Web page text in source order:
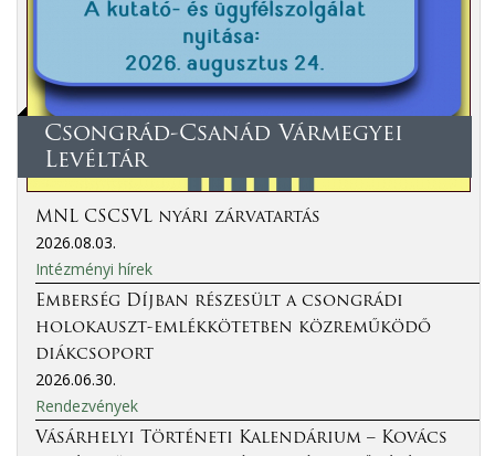
Csongrád-Csanád Vármegyei
Levéltár
MNL CSCSVL nyári zárvatartás
2026.08.03.
Intézményi hírek
Emberség Díjban részesült a csongrádi
holokauszt-emlékkötetben közreműködő
diákcsoport
2026.06.30.
Rendezvények
Vásárhelyi Történeti Kalendárium – Kovács